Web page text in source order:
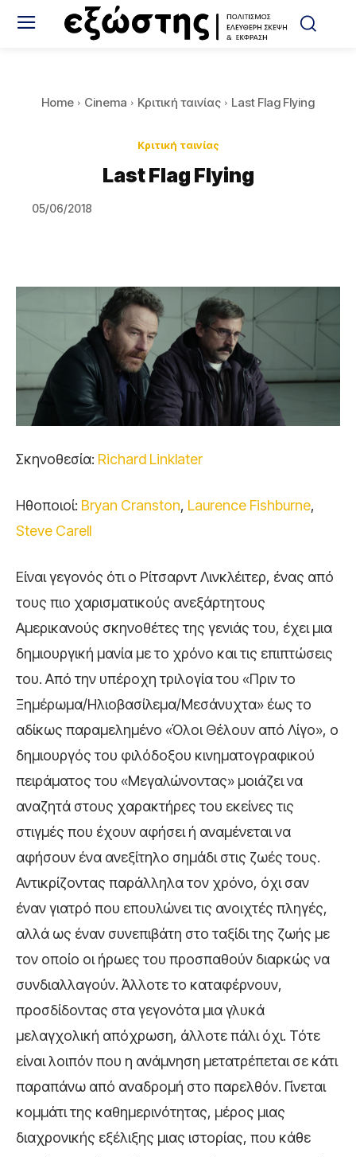
Home Cinema Κριτική ταινίας Last Flag Flying
Κριτική ταινίας
Last Flag Flying
05/06/2018
Σκηνοθεσία: Richard Linklater
Ηθοποιοί: Bryan Cranston, Laurence Fishburne,
Steve Carell
Είναι γεγονός ότι ο Ρίτσαρντ Λινκλέιτερ, ένας από
τους πιο χαρισματικούς ανεξάρτητους
Αμερικανούς σκηνοθέτες της γενιάς του, έχει μια
δημιουργική μανία με το χρόνο και τις επιπτώσεις
του. Από την υπέροχη τριλογία του «Πριν το
Ξημέρωμα/Ηλιοβασίλεμα/Μεσάνυχτα» έως το
αδίκως παραμελημένο «Όλοι Θέλουν από Λίγο», ο
δημιουργός του φιλόδοξου κινηματογραφικού
πειράματος του «Μεγαλώνοντας» μοιάζει να
αναζητά στους χαρακτήρες του εκείνες τις
στιγμές που έχουν αφήσει ή αναμένεται να
αφήσουν ένα ανεξίτηλο σημάδι στις ζωές τους.
Αντικρίζοντας παράλληλα τον χρόνο, όχι σαν
έναν γιατρό που επουλώνει τις ανοιχτές πληγές,
αλλά ως έναν συνεπιβάτη στο ταξίδι της ζωής με
τον οποίο οι ήρωες του προσπαθούν διαρκώς να
συνδιαλλαγούν. Άλλοτε το καταφέρνουν,
προσδίδοντας στα γεγονότα μια γλυκά
μελαγχολική απόχρωση, άλλοτε πάλι όχι. Τότε
είναι λοιπόν που η ανάμνηση μετατρέπεται σε κάτι
παραπάνω από αναδρομή στο παρελθόν. Γίνεται
κομμάτι της καθημερινότητας, μέρος μιας
διαχρονικής εξέλιξης μιας ιστορίας, που κάθε